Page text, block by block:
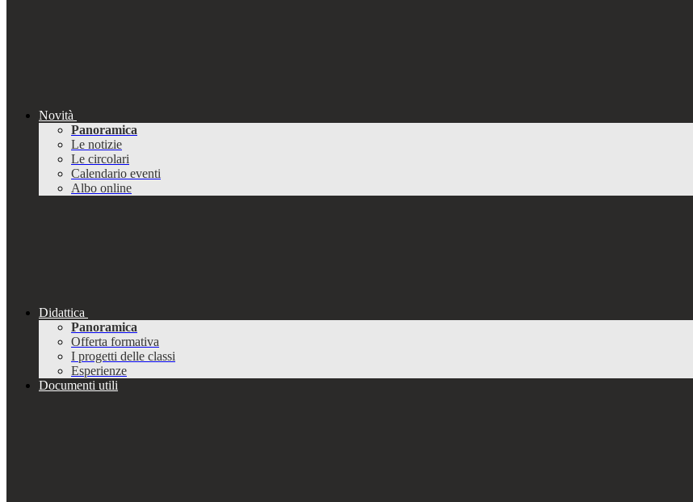
Novità
Panoramica
Le notizie
Le circolari
Calendario eventi
Albo online
Didattica
Panoramica
Offerta formativa
I progetti delle classi
Esperienze
Documenti utili